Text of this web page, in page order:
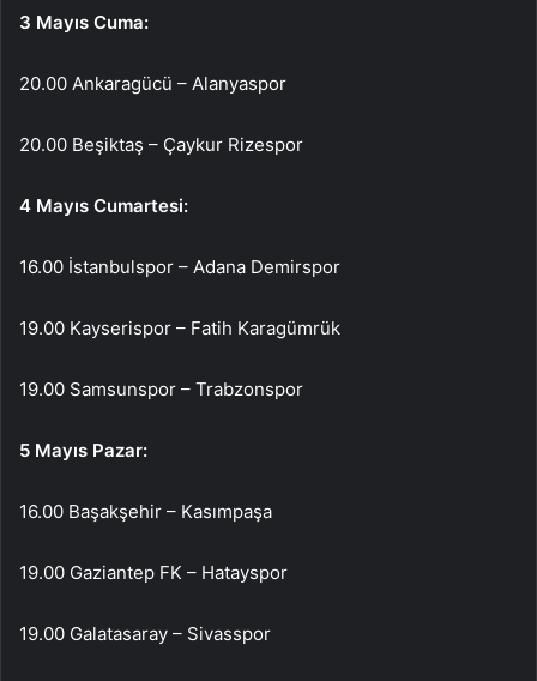
3 Mayıs Cuma:
20.00 Ankaragücü – Alanyaspor
20.00 Beşiktaş – Çaykur Rizespor
4 Mayıs Cumartesi:
16.00 İstanbulspor – Adana Demirspor
19.00 Kayserispor – Fatih Karagümrük
19.00 Samsunspor – Trabzonspor
5 Mayıs Pazar:
16.00 Başakşehir – Kasımpaşa
19.00 Gaziantep FK – Hatayspor
19.00 Galatasaray – Sivasspor